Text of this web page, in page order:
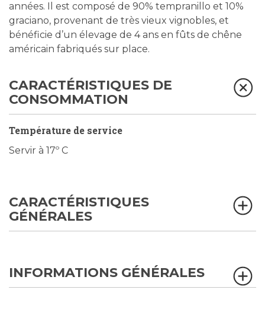
années. Il est composé de 90% tempranillo et 10%
graciano, provenant de très vieux vignobles, et
bénéficie d’un élevage de 4 ans en fûts de chêne
américain fabriqués sur place.
CARACTÉRISTIQUES DE
CONSOMMATION
Température de service
Servir à 17º C
CARACTÉRISTIQUES
GÉNÉRALES
INFORMATIONS GÉNÉRALES